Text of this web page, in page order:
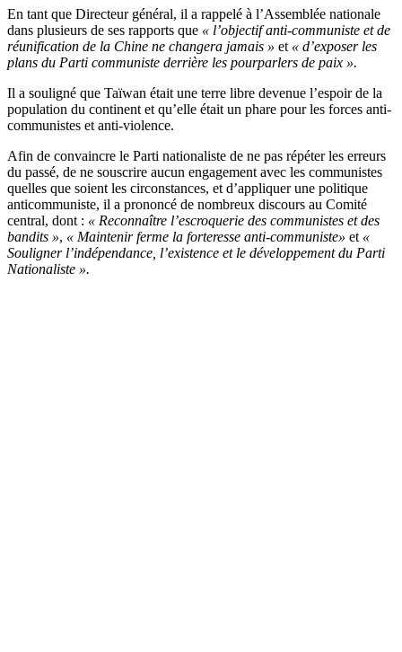
En tant que Directeur général, il a rappelé à l’Assemblée nationale
dans plusieurs de ses rapports que « l’objectif anti-communiste et de
réunification de la Chine ne changera jamais » et « d’exposer les
plans du Parti communiste derrière les pourparlers de paix ».
Il a souligné que Taïwan était une terre libre devenue l’espoir de la
population du continent et qu’elle était un phare pour les forces anti-
communistes et anti-violence.
Afin de convaincre le Parti nationaliste de ne pas répéter les erreurs
du passé, de ne souscrire aucun engagement avec les communistes
quelles que soient les circonstances, et d’appliquer une politique
anticommuniste, il a prononcé de nombreux discours au Comité
central, dont : « Reconnaître l’escroquerie des communistes et des
bandits », « Maintenir ferme la forteresse anti-communiste» et «
Souligner l’indépendance, l’existence et le développement du Parti
Nationaliste ».